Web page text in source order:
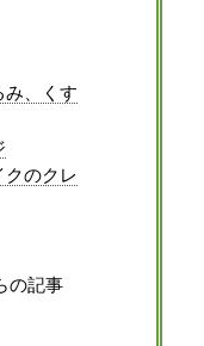
、くす
クのクレ
の記事